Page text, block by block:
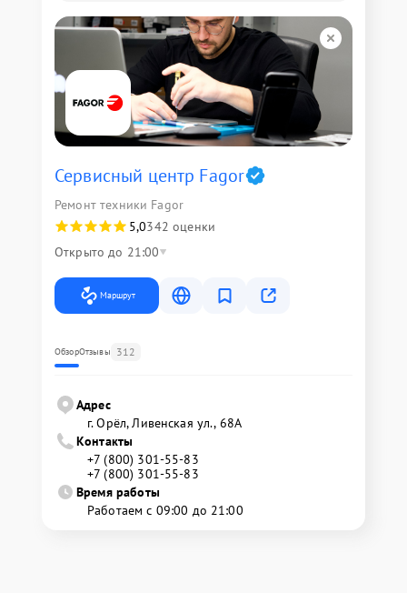
Сервисный центр Fagor
Ремонт техники Fagor
5,0342 оценки
Открыто до 21:00
Маршрут
ОбзорОтзывы 312
Адрес
г. Орёл, Ливенская ул., 68А
Контакты
+7 (800) 301-55-83
+7 (800) 301-55-83
Время работы
Работаем с 09:00 до 21:00